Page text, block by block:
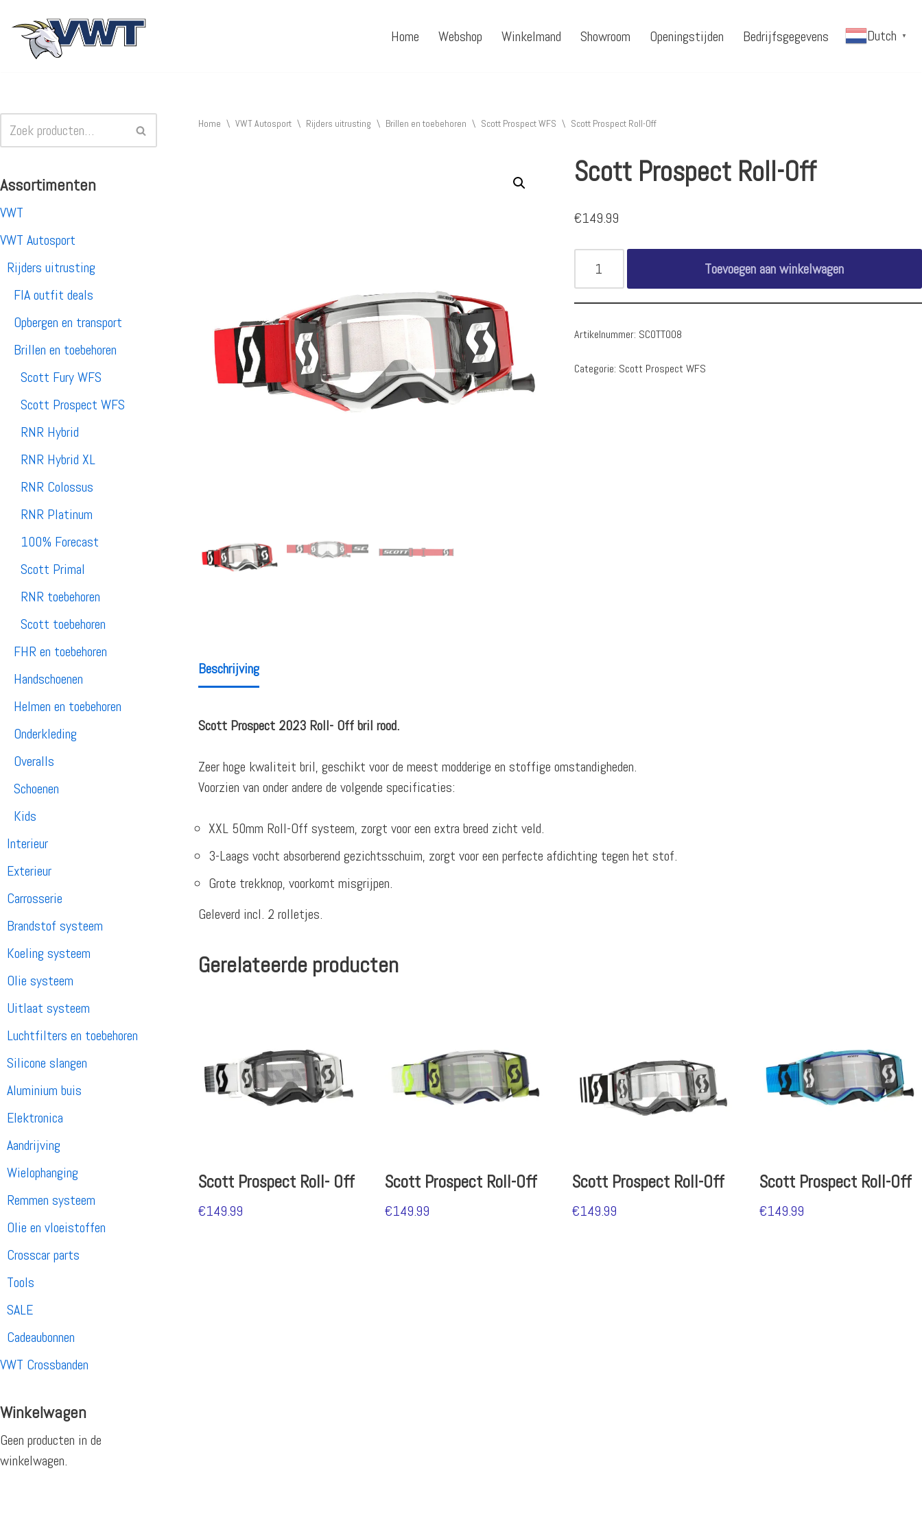
Ga
Home Webshop Winkelmand Showroom Openingstijden Bedrijfsgegevens Dutch ▼
Assortimenten
VWT
VWT Autosport
Rijders uitrusting
FIA outfit deals
Opbergen en transport
Brillen en toebehoren
Scott Fury WFS
Scott Prospect WFS
RNR Hybrid
RNR Hybrid XL
RNR Colossus
RNR Platinum
100% Forecast
Scott Primal
RNR toebehoren
Scott toebehoren
FHR en toebehoren
Handschoenen
Helmen en toebehoren
Onderkleding
Overalls
Schoenen
Kids
Interieur
Exterieur
Carrosserie
Brandstof systeem
Koeling systeem
Olie systeem
Uitlaat systeem
Luchtfilters en toebehoren
Silicone slangen
Aluminium buis
Elektronica
Aandrijving
Wielophanging
Remmen systeem
Olie en vloeistoffen
Crosscar parts
Tools
SALE
Cadeaubonnen
VWT Crossbanden
Winkelwagen
Geen producten in de
winkelwagen.
Home \ VWT Autosport \ Rijders uitrusting \ Brillen en toebehoren \ Scott Prospect WFS \ Scott Prospect Roll-Off
Scott Prospect Roll-Off
€149.99
Toevoegen aan winkelwagen
Artikelnummer: SCOTT008
Categorie: Scott Prospect WFS
Beschrijving
Scott Prospect 2023 Roll- Off bril rood.
Zeer hoge kwaliteit bril, geschikt voor de meest modderige en stoffige omstandigheden.
Voorzien van onder andere de volgende specificaties:
XXL 50mm Roll-Off systeem, zorgt voor een extra breed zicht veld.
3-Laags vocht absorberend gezichtsschuim, zorgt voor een perfecte afdichting tegen het stof.
Grote trekknop, voorkomt misgrijpen.
Geleverd incl. 2 rolletjes.
Gerelateerde producten
Scott Prospect Roll- Off
€149.99
Scott Prospect Roll-Off
€149.99
Scott Prospect Roll-Off
€149.99
Scott Prospect Roll-Off
€149.99